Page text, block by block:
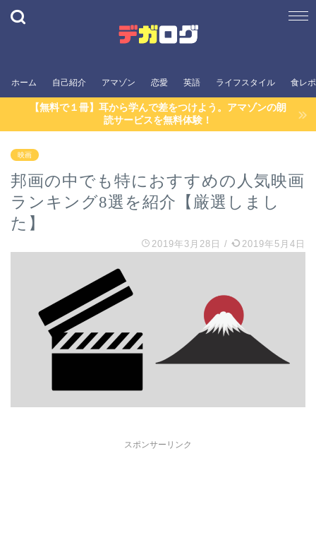
ホーム 自己紹介 アマゾン 恋愛 英語 ライフスタイル 食レポ
【無料で１冊】耳から学んで差をつけよう。アマゾンの朗
読サービスを無料体験！
映画
邦画の中でも特におすすめの人気映画
ランキング8選を紹介【厳選しまし
た】
2019年3月28日 / 2019年5月4日
スポンサーリンク